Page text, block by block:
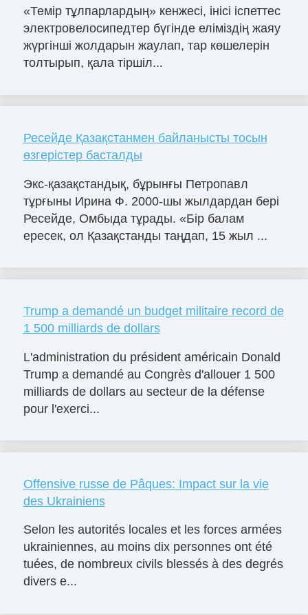
«Темір тұлпарлардың» кенжесі, інісі іспеттес
электровелосипедтер бүгінде еліміздің жаяу
жүргінші жолдарын жаулап, тар көшелерін
толтырып, қала тіршіл...
Ресейде Қазақстанмен байланысты тосын
өзгерістер басталды
Экс-қазақстандық, бұрынғы Петропавл
тұрғыны Ирина Ф. 2000-шы жылдардан бері
Ресейде, Омбыда тұрады. «Бір балам
ересек, ол Қазақстанды таңдап, 15 жыл ...
Trump a demandé un budget militaire record de
1 500 milliards de dollars
L'administration du président américain Donald
Trump a demandé au Congrès d'allouer 1 500
milliards de dollars au secteur de la défense
pour l'exerci...
Offensive russe de Pâques: Impact sur la vie
des Ukrainiens
Selon les autorités locales et les forces armées
ukrainiennes, au moins dix personnes ont été
tuées, de nombreux civils blessés à des degrés
divers e...